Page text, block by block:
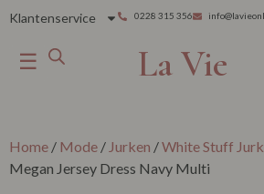
Klantenservice 0228 315 356
☰ La Vie
Home / Mode / Jurken /White Stuff
Megan Jersey Dress Navy Multi